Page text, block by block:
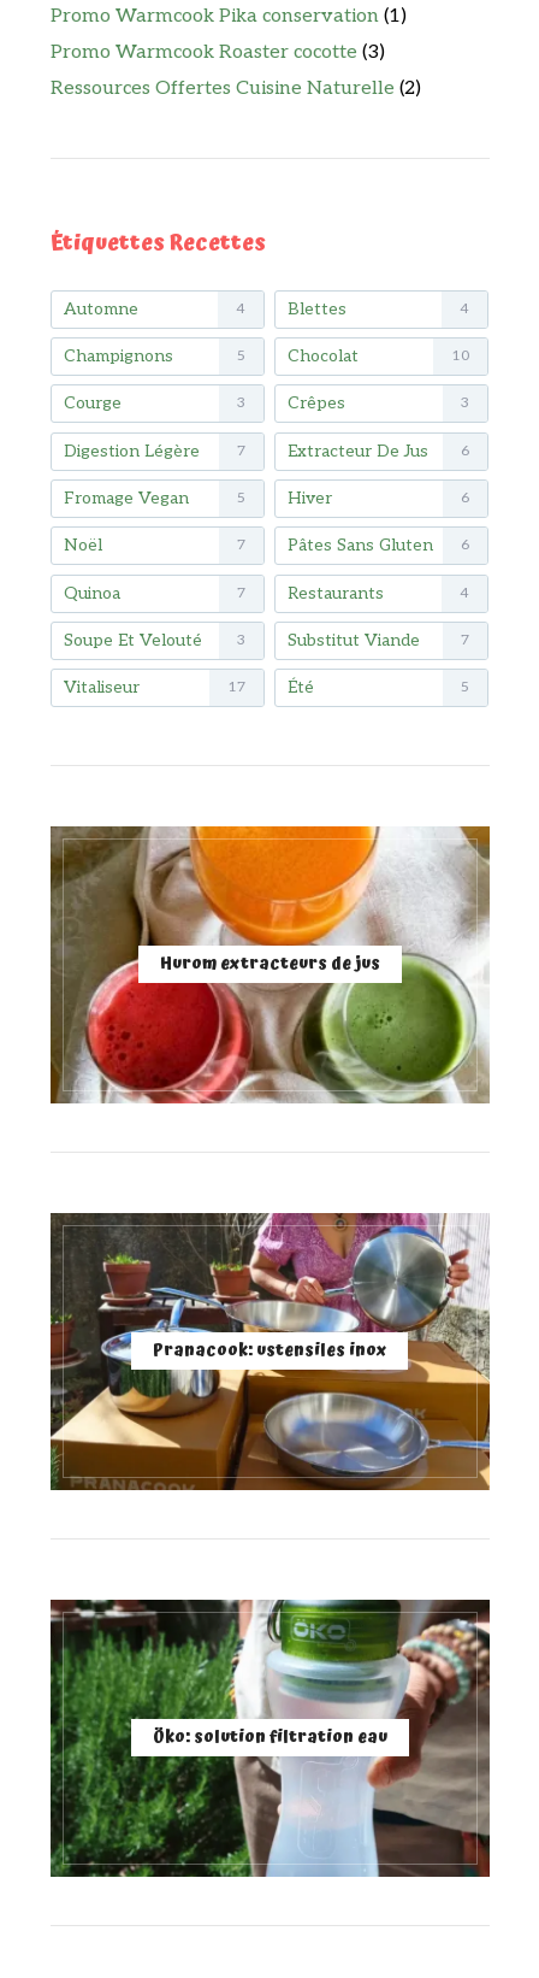
Promo Warmcook Pika conservation (1)
Promo Warmcook Roaster cocotte (3)
Ressources Offertes Cuisine Naturelle (2)
Étiquettes Recettes
Automne 4 Blettes 4
Champignons 5 Chocolat 10
Courge 3 Crêpes 3
Digestion Légère 7 Extracteur De Jus 6
Fromage Vegan 5 Hiver 6
Noël 7 Pâtes Sans Gluten 6
Quinoa 7 Restaurants 4
Soupe Et Velouté 3 Substitut Viande 7
Vitaliseur 17 Été 5
Hurom extracteurs de jus
Pranacook: ustensiles inox
Öko: solution filtration eau